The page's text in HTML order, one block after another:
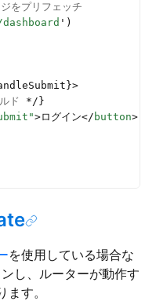
をプリフェッチ
' )
ド */ }
>ログイン</ button>
を使用している場合な
し、ルーターが動作す
す。